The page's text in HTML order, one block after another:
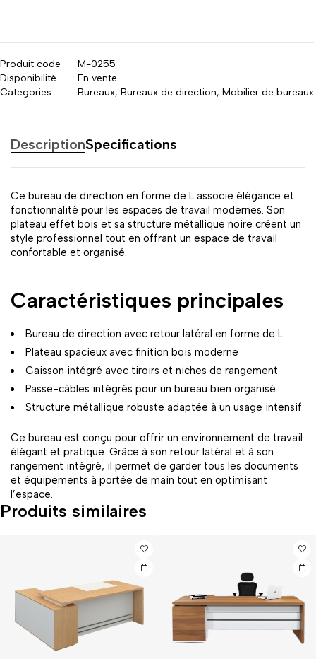
Produit code
M-0255
Disponibilité
En vente
Categories
Bureaux, Bureaux de direction, Mobilier de bureaux
DescriptionSpecifications
Ce bureau de direction en forme de L associe élégance et
fonctionnalité pour les espaces de travail modernes. Son
plateau effet bois et sa structure métallique noire créent un
style professionnel tout en offrant un espace de travail
confortable et organisé.
Caractéristiques principales
Bureau de direction avec retour latéral en forme de L
Plateau spacieux avec finition bois moderne
Caisson intégré avec tiroirs et niches de rangement
Passe-câbles intégrés pour un bureau bien organisé
Structure métallique robuste adaptée à un usage intensif
Ce bureau est conçu pour offrir un environnement de travail
élégant et pratique. Grâce à son retour latéral et à son
rangement intégré, il permet de garder tous les documents
et équipements à portée de main tout en optimisant
l’espace.
Produits similaires